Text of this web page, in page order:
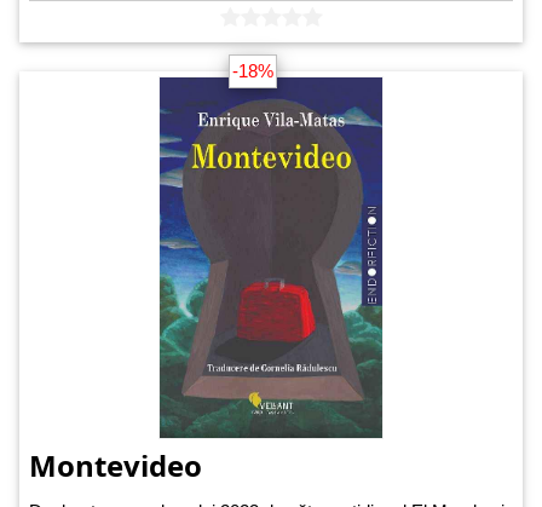
-18%
Montevideo